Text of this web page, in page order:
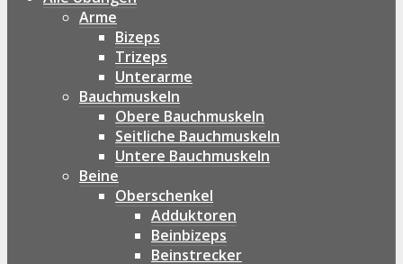
Arme
Bizeps
Trizeps
Unterarme
Bauchmuskeln
Obere Bauchmuskeln
Seitliche Bauchmuskeln
Untere Bauchmuskeln
Beine
Oberschenkel
Adduktoren
Beinbizeps
Beinstrecker